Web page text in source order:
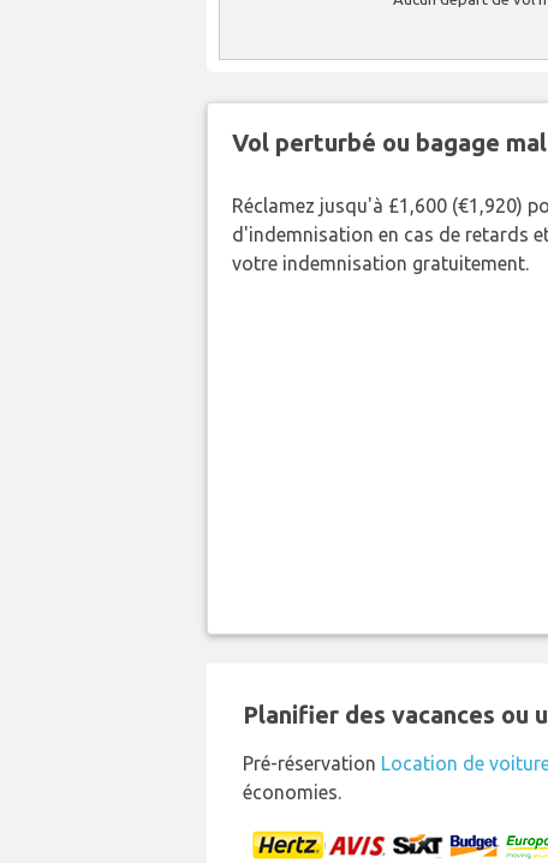
Vol perturbé ou bagage
Réclamez jusqu'à £1,600 (€1,920)
d'indemnisation en cas de retards
votre indemnisation gratuitement.
Planifier des vacances ou
Pré-réservation Location de
économies.